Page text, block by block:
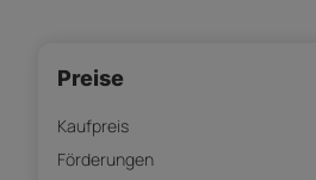
Preise
Kaufpreis
Förderungen